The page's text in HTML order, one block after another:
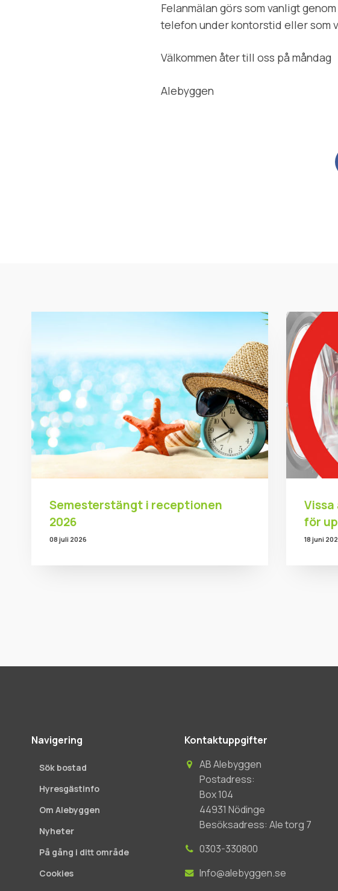
Felanmälan görs som vanligt
telefon under kontorstid eller som
Välkommen åter till oss på måndag
Alebyggen
Semesterstängt i receptionen
2026
08 juli 2026
för
18 juni
Navigering
Sök bostad
Hyresgästinfo
Om Alebyggen
Nyheter
På gång i ditt område
Cookies
Kontaktuppgifter
AB Alebyggen
Postadress:
Box 104
44931 Nödinge
Besöksadress: Ale torg 7
0303-330800
Info@alebyggen.se